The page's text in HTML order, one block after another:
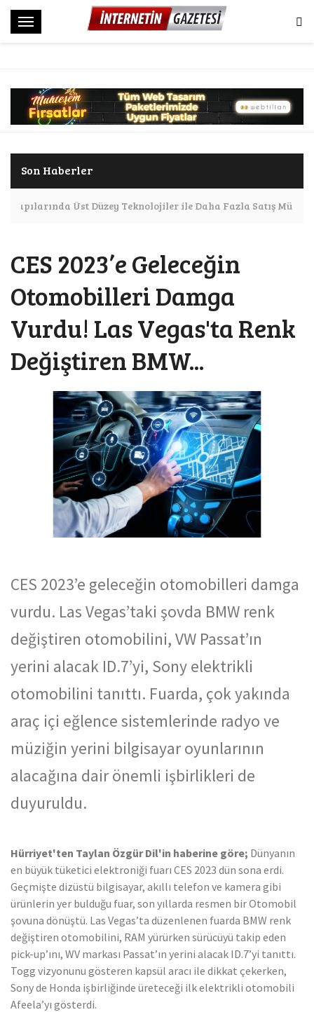
M
Son Haberler
Üst Düzey Teknolojiler ile Daha Fazla Satış Mümkün
CES 2023’e Geleceğin
Otomobilleri Damga
Vurdu! Las Vegas'ta Renk
Değiştiren BMW...
CES 2023’e geleceğin otomobilleri damga
vurdu. Las Vegas’taki şovda BMW renk
değiştiren otomobilini, VW Passat’ın
yerini alacak ID.7’yi, Sony elektrikli
otomobilini tanıttı. Fuarda, çok yakında
araç içi eğlence sistemlerinde radyo ve
müziğin yerini bilgisayar oyunlarının
alacağına dair önemli işbirlikleri de
duyuruldu.
Hürriyet'ten Taylan Özgür Dil'in haberine göre; Dünyanın
en büyük tüketici elektroniği fuarı CES 2023 dün sona erdi.
Geçmişte dizüstü bilgisayar, akıllı telefon ve kamera gibi
ürünlerin yer bulduğu fuar, son yıllarda resmen bir Otomobil
şovuna dönüştü. Las Vegas’ta düzenlenen fuarda BMW renk
değiştiren otomobilini, RAM yürürken sürücüyü takip eden
pick-up’ını, WV markası Passat’ın yerini alacak ID.7’yi tanıttı.
Togg vizyonunu gösteren kapsül aracı ile dikkat çekerken,
Sony de Honda işbirliğinde üreteceği ilk elektrikli otomobili
Afeela’yı gösterdi.